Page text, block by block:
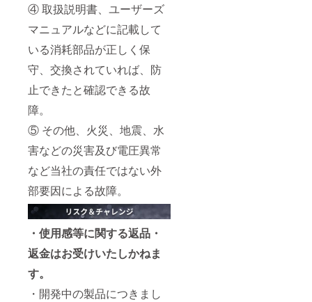
④ 取扱説明書、ユーザーズ
マニュアルなどに記載して
いる消耗部品が正しく保
守、交換されていれば、防
止できたと確認できる故
障。
⑤ その他、火災、地震、水
害などの災害及び電圧異常
など当社の責任ではない外
部要因による故障。
・使用感等に関する返品・
返金はお受けいたしかねま
す。
・開発中の製品につきまし